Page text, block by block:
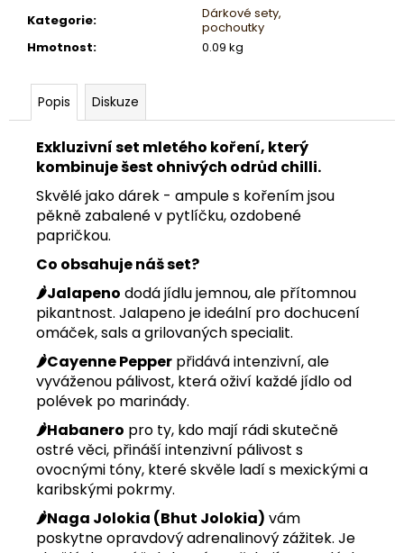
Kategorie:
Dárkové sety,
pochoutky
Hmotnost: 0.09 kg
Popis Diskuze
Exkluzivní set mletého koření, který
kombinuje šest ohnivých odrůd chilli.
Skvělé jako dárek - ampule s kořením jsou
pěkně zabalené v pytlíčku, ozdobené
papričkou.
Co obsahuje náš set?
🌶️Jalapeno dodá jídlu jemnou, ale přítomnou
pikantnost. Jalapeno je ideální pro dochucení
omáček, sals a grilovaných specialit.
🌶️Cayenne Pepper přidává intenzivní, ale
vyváženou pálivost, která oživí každé jídlo od
polévek po marinády.
🌶️Habanero pro ty, kdo mají rádi skutečně
ostré věci, přináší intenzivní pálivost s
ovocnými tóny, které skvěle ladí s mexickými a
karibskými pokrmy.
🌶️Naga Jolokia (Bhut Jolokia) vám
poskytne opravdový adrenalinový zážitek. Je